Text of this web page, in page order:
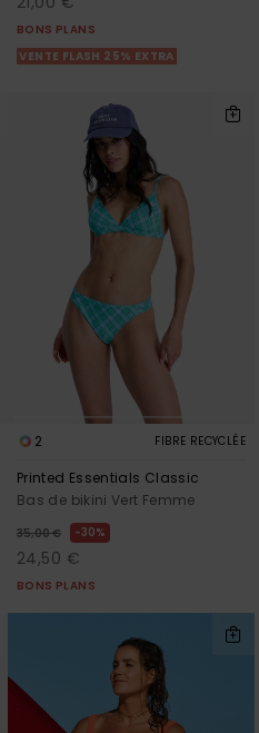
BONS PLANS
VENTE FLASH 25% EXTRA
2 FIBRE RECYCLÉE
Printed Essentials Classic
Bas de bikini Vert Femme
35,00 € 30%
24,50 €
BONS PLANS